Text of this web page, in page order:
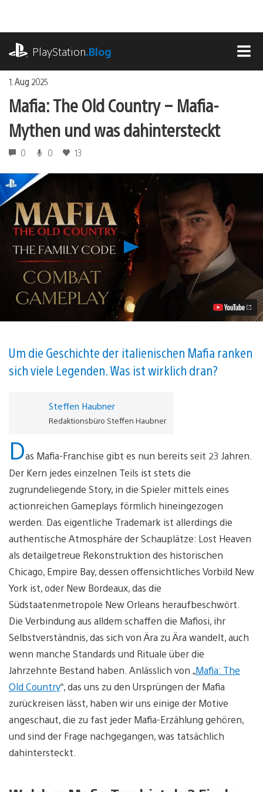
springen
PlayStation.Blog
1. Aug 2025
Mafia: The Old Country – Mafia-
Mythen und was dahintersteckt
0 0 13
Mafia:
Mafia-
Video
abspielen
Um die Geschichte der italienischen Mafia ranken
sich viele Legenden. Was ist wirklich dran?
Steffen Haubner
Redaktionsbüro Steffen Haubner
Das Mafia-Franchise gibt es nun bereits seit 23 Jahren.
Der Kern jedes einzelnen Teils ist stets die
zugrundeliegende Story, in die Spieler mittels eines
actionreichen Gameplays förmlich hineingezogen
werden. Das eigentliche Trademark ist allerdings die
authentische Atmosphäre der Schauplätze: Lost Heaven
als detailgetreue Rekonstruktion des historischen
Chicago, Empire Bay, dessen offensichtliches Vorbild New
York ist, oder New Bordeaux, das die
Südstaatenmetropole New Orleans heraufbeschwört.
Die Verbindung aus alldem schaffen die Mafiosi, ihr
Selbstverständnis, das sich von Ära zu Ära wandelt, auch
wenn manche Standards und Rituale über die
Jahrzehnte Bestand haben. Anlässlich von „Mafia: The
Old Country“, das uns zu den Ursprüngen der Mafia
zurückreisen lässt, haben wir uns einige der Motive
angeschaut, die zu fast jeder Mafia-Erzählung gehören,
und sind der Frage nachgegangen, was tatsächlich
dahintersteckt.